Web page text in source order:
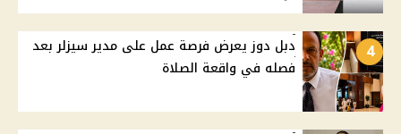
4
دبل دوز يعرض فرصة عمل على مدير سيزلر بعد
فصله في واقعة الصلاة